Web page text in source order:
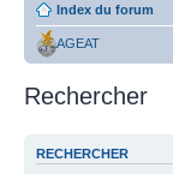
Index du forum
AGEAT
Rechercher
RECHERCHER